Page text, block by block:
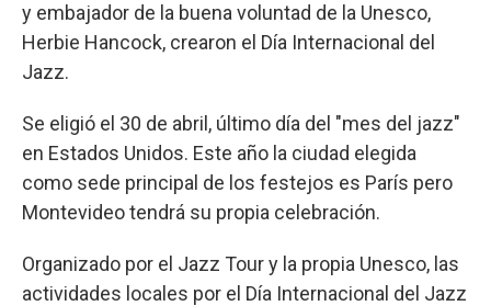
y embajador de la buena voluntad de la Unesco,
Herbie Hancock, crearon el Día Internacional del
Jazz.
Se eligió el 30 de abril, último día del "mes del jazz"
en Estados Unidos. Este año la ciudad elegida
como sede principal de los festejos es París pero
Montevideo tendrá su propia celebración.
Organizado por el Jazz Tour y la propia Unesco, las
actividades locales por el Día Internacional del Jazz